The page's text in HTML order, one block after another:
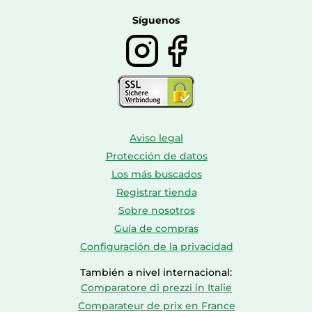
2
Si
Modo director
Si
Sintonizador de la TV
Síguenos
Aviso legal
Protección de datos
Los más buscados
Registrar tienda
Sobre nosotros
Guía de compras
Configuración de la privacidad
También a nivel internacional:
Comparatore di prezzi in Italie
Comparateur de prix en France